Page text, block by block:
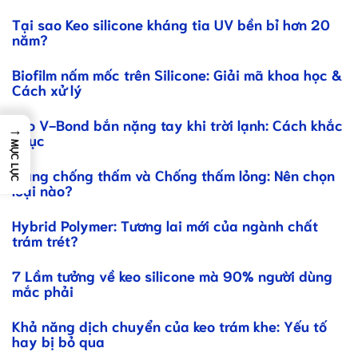
Tại sao Keo silicone kháng tia UV bền bỉ hơn 20
năm?
Biofilm nấm mốc trên Silicone: Giải mã khoa học &
Cách xử lý
Keo V-Bond bắn nặng tay khi trời lạnh: Cách khắc
phục
Màng chống thấm và Chống thấm lỏng: Nên chọn
loại nào?
Hybrid Polymer: Tương lai mới của ngành chất
trám trét?
7 Lầm tưởng về keo silicone mà 90% người dùng
mắc phải
Khả năng dịch chuyển của keo trám khe: Yếu tố
hay bị bỏ qua
→
MỤC LỤC